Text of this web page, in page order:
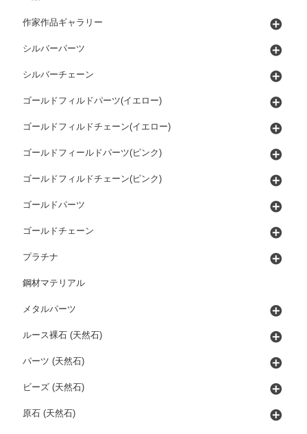
作家作品ギャラリー
シルバーパーツ
シルバーチェーン
ゴールドフィルドパーツ(イエロー)
ゴールドフィルドチェーン(イエロー)
ゴールドフィールドパーツ(ピンク)
ゴールドフィルドチェーン(ピンク)
ゴールドパーツ
ゴールドチェーン
プラチナ
鋼材マテリアル
メタルパーツ
ルース裸石 (天然石)
パーツ (天然石)
ビーズ (天然石)
原石 (天然石)